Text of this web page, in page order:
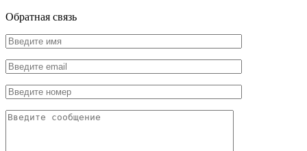
Обратная связь